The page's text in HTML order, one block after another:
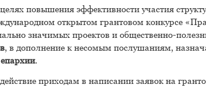
повышения эффективности участия
открытом грантовом конкурсе
значимых проектов и общественно-
, в дополнение к несомым послушаниям,
.
приходам в написании заявок на